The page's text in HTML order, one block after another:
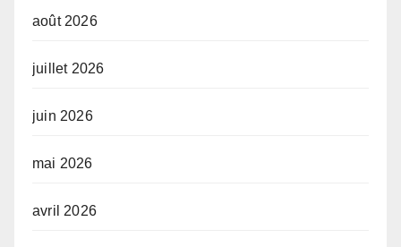
août 2026
juillet 2026
juin 2026
mai 2026
avril 2026